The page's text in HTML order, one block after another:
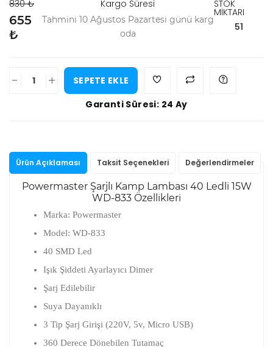
830 ₺
655
₺
Kargo Süresi
Tahmini 10 Ağustos Pazartesi günü karg
oda
STOK
MİKTARI
51
- +
SEPETE EKLE
Garanti Süresi: 24 Ay
Ürün Açıklaması Taksit Seçenekleri Değerlendirmeler
Powermaster Şarjlı Kamp Lambası 40 Ledli 15W
WD-833 Özellikleri
Marka: Powermaster
Model: WD-833
40 SMD Led
Işık Şiddeti Ayarlayıcı Dimer
Şarj Edilebilir
Suya Dayanıklı
3 Tip Şarj Girişi (220V, 5v, Micro USB)
360 Derece Dönebilen Tutamaç